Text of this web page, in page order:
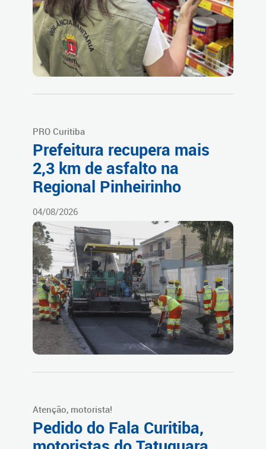
PRO Curitiba
Prefeitura recupera mais
2,3 km de asfalto na
Regional Pinheirinho
04/08/2026
Atenção, motorista!
Pedido do Fala Curitiba,